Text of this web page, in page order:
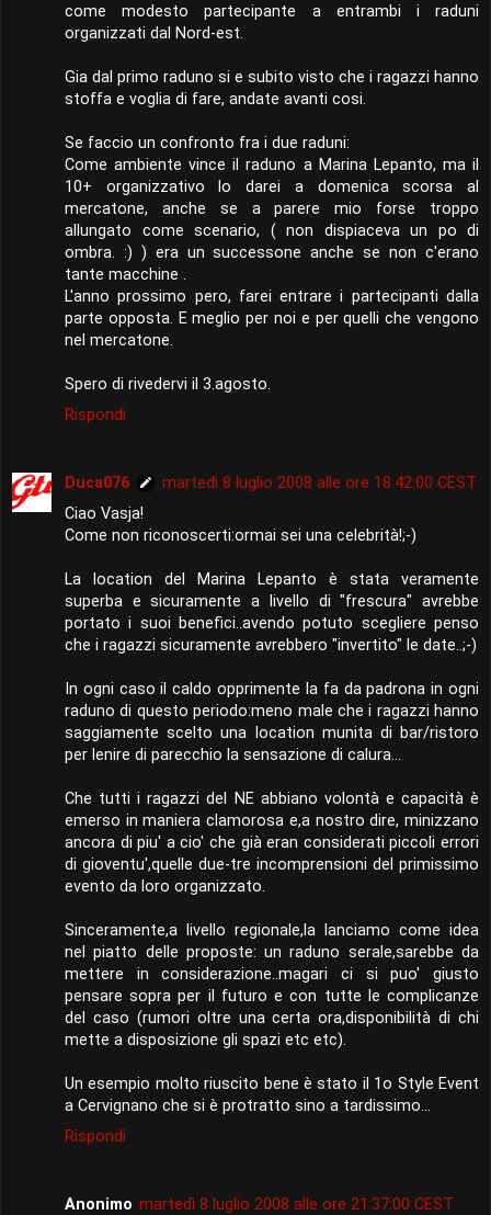
come modesto partecipante a entrambi i raduni
organizzati dal Nord-est.
Gia dal primo raduno si e subito visto che i ragazzi hanno
stoffa e voglia di fare, andate avanti cosi.
Se faccio un confronto fra i due raduni:
Come ambiente vince il raduno a Marina Lepanto, ma il
10+ organizzativo lo darei a domenica scorsa al
mercatone, anche se a parere mio forse troppo
allungato come scenario, ( non dispiaceva un po di
ombra. :) ) era un successone anche se non c'erano
tante macchine .
L'anno prossimo pero, farei entrare i partecipanti dalla
parte opposta. E meglio per noi e per quelli che vengono
nel mercatone.
Spero di rivedervi il 3.agosto.
Rispondi
Duca076
martedì 8 luglio 2008 alle ore 18:42:00 CEST
Ciao Vasja!
Come non riconoscerti:ormai sei una celebrità!;-)
La location del Marina Lepanto è stata veramente
superba e sicuramente a livello di "frescura" avrebbe
portato i suoi benefici..avendo potuto scegliere penso
che i ragazzi sicuramente avrebbero "invertito" le date..;-)
In ogni caso il caldo opprimente la fa da padrona in ogni
raduno di questo periodo:meno male che i ragazzi hanno
saggiamente scelto una location munita di bar/ristoro
per lenire di parecchio la sensazione di calura...
Che tutti i ragazzi del NE abbiano volontà e capacità è
emerso in maniera clamorosa e,a nostro dire, minizzano
ancora di piu' a cio' che già eran considerati piccoli errori
di gioventu',quelle due-tre incomprensioni del primissimo
evento da loro organizzato.
Sinceramente,a livello regionale,la lanciamo come idea
nel piatto delle proposte: un raduno serale,sarebbe da
mettere in considerazione..magari ci si puo' giusto
pensare sopra per il futuro e con tutte le complicanze
del caso (rumori oltre una certa ora,disponibilità di chi
mette a disposizione gli spazi etc etc).
Un esempio molto riuscito bene è stato il 1o Style Event
a Cervignano che si è protratto sino a tardissimo...
Rispondi
Anonimo martedì 8 luglio 2008 alle ore 21:37:00 CEST